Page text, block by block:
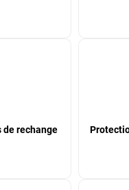
de rechange